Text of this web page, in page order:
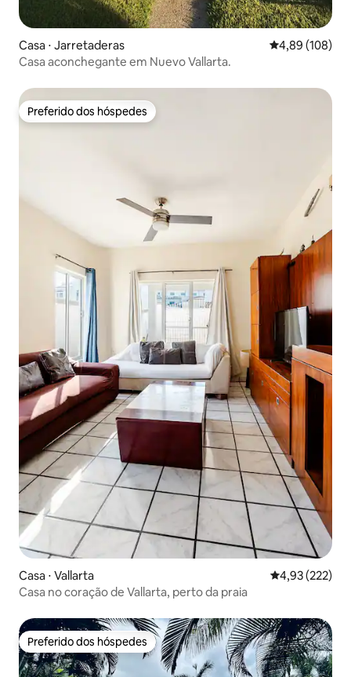
Casa ⋅ Jarretaderas 4,89 de uma
4,89 (108)
Casa aconchegante em Nuevo Vallarta.
Preferido dos hóspedes
Preferido dos hóspedes
Casa ⋅ Vallarta 4,93 de uma
4,93 (222)
Casa no coração de Vallarta, perto da praia
Preferido dos hóspedes
Preferido dos hóspedes